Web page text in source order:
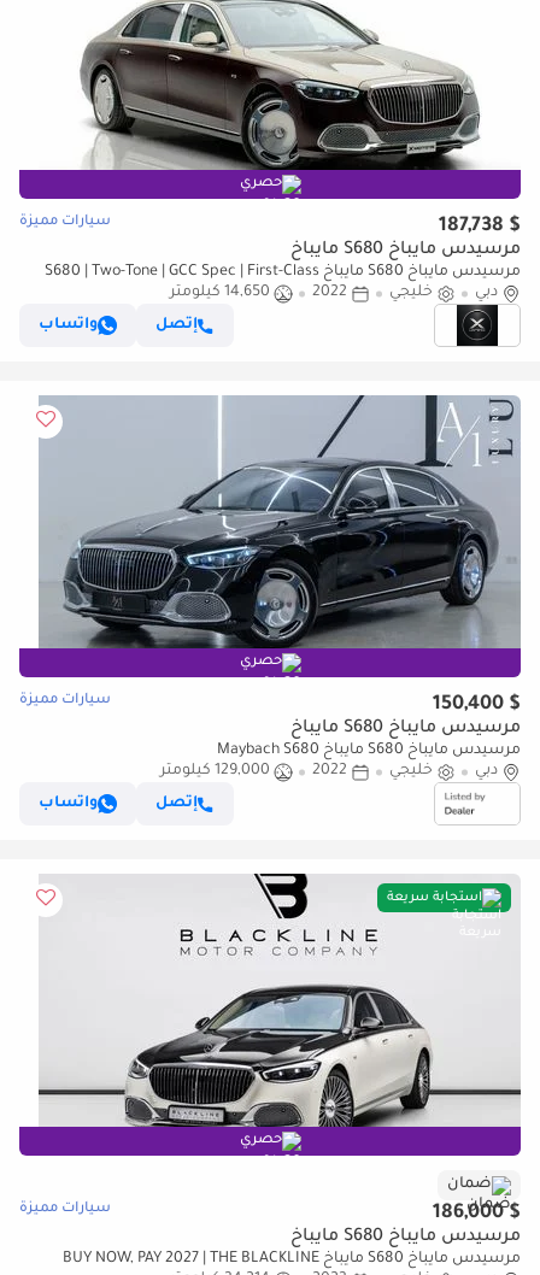
حصري
$ 187,738 سيارات مميزة
مرسيدس مايباخ S680 مايباخ
مرسيدس مايباخ S680 مايباخ S680 | Two-Tone | GCC Spec | First-Class
Rear Seats
دبي خليجي 2022
14,650 كيلومتر
إتصل
واتساب
حصري
$ 150,400 سيارات مميزة
مرسيدس مايباخ S680 مايباخ
مرسيدس مايباخ S680 مايباخ Maybach S680
دبي
خليجي 2022
129,000 كيلومتر
إتصل
واتساب
استجابة سريعة
حصري
ضمان
$ 186,000 سيارات مميزة
مرسيدس مايباخ S680 مايباخ
مرسيدس مايباخ S680 مايباخ BUY NOW, PAY 2027 | THE BLACKLINE